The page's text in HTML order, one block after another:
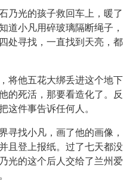
乃光的孩子救回车上，暖了
道小凡用碎玻璃隔断绳子，
处寻找，一直找到天亮，都
将他五花大绑丢进这个地下
的死活，那要看造化了。反
这件事告诉任何人。
寻找小凡，画了他的画像，
且登上报纸。过了七天都没
光的这个后人交给了兰州爱